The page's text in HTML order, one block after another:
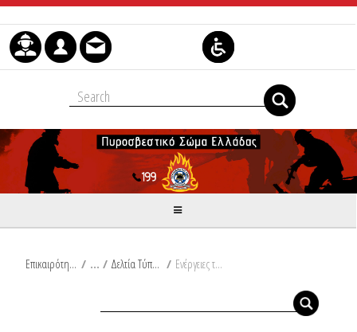
Μετάβαση στο περιεχόμενο
Επικαιρότητα / Δελτία Τύπου / Ενέργειες του Πυροσβεστικού Σώματος για την αντιμετώπιση συνεπειών μετά την εκδήλωση έντονων βροχοπτώσεων από Ω/14:30/03-12-2021 έως Ω/14:30/04-12-2021 στην Περιφερειακή Ενότητα Αιτωλοακαρνανίας